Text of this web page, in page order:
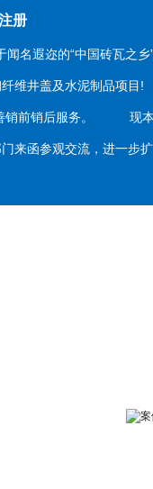
册
遐迩的“中国砖瓦之乡
纤维井盖及水泥制品项
销前销后服务。 现本
门来函参观交流，进一